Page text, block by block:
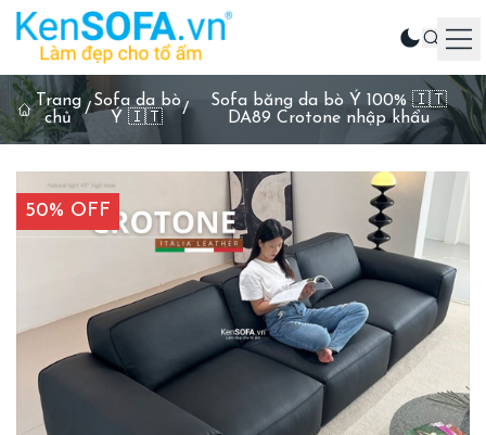
Sản phẩm
Ghế sofa
Phòng khách
Phòng ăn
Sản phẩm khác
Liên hệ
Trang
chủ
/Sofa da bò
Ý 🇮🇹
/
Sofa băng da bò Ý 100% 🇮🇹
DA89 Crotone nhập khẩu
50% OFF